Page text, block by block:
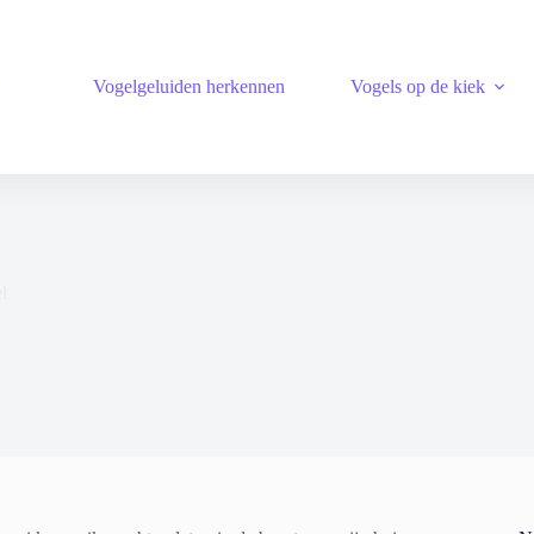
Vogelgeluiden herkennen Vogels op de kiek